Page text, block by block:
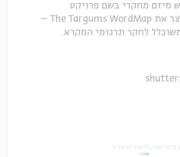
מיזם מחקרי בשם פרויקט
אקוויוולנט, שיצר את The Targums WordMap –
לחקר תרגומי המקרא.
בית שני ליאור גוטליב